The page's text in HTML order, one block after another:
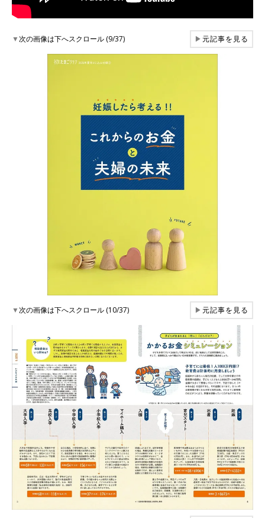
▼次の画像は下へスクロール (9/37) ▶元記事を見る
▼次の画像は下へスクロール (10/37) ▶元記事を見る